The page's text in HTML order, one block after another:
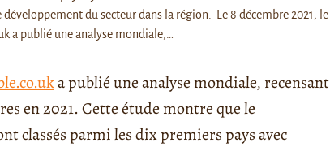
du secteur dans la région. Le 8 décembre 2021, le
a publié une analyse mondiale,…
a publié une analyse mondiale, recensant
en 2021. Cette étude montre que le
classés parmi les dix premiers pays avec